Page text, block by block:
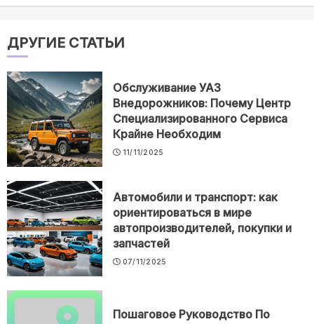
ДРУГИЕ СТАТЬИ
Обслуживание УАЗ
Внедорожников: Почему Центр
Специализированного Сервиса
Крайне Необходим
11/11/2025
Автомобили и транспорт: как
ориентироваться в мире
автопроизводителей, покупки и
запчастей
07/11/2025
Пошаговое Руководство По